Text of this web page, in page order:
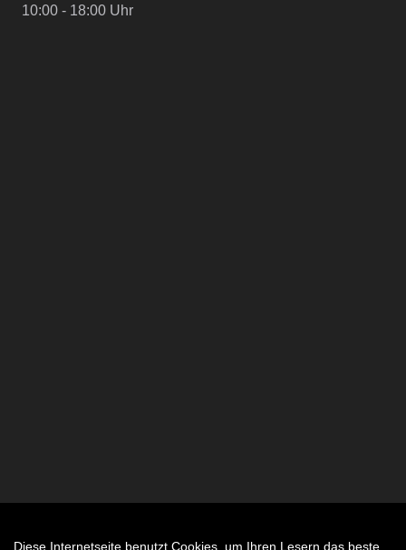
10:00 - 18:00 Uhr
Diese Internetseite benutzt Cookies, um Ihren Lesern das beste